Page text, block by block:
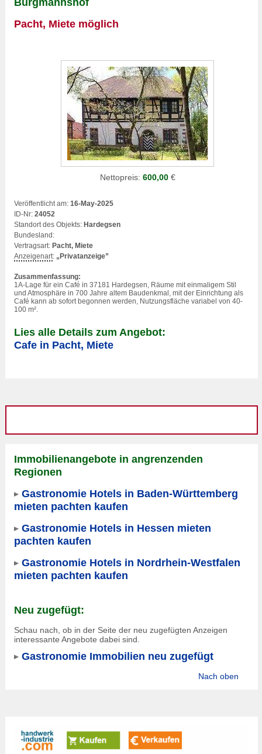
Pacht, Miete möglich
Nettopreis: 600,00€
Veröffentlicht am: 16-May-2025
ID-Nr: 24052
Standort des Objekts: Hardegsen
Bundesland:
Vertragsart: Pacht, Miete
Anzeigenart: „Privatanzeige”
Zusammenfassung:
1A-Lage für ein Café in 37181 Hardegsen, Räume mit einmaligem Stil
und Atmosphäre in 700 Jahre altem Baudenkmal, mit der Einrichtung als
Café kann ab sofort begonnen werden, Nutzungsfläche variabel von 40-
100 m².
Lies alle Details zum Angebot:
Cafe in Pacht, Miete
Immobilienangebote in angrenzenden
Regionen
Gastronomie Hotels in Baden-Württemberg
mieten pachten kaufen
Gastronomie Hotels in Hessen mieten
pachten kaufen
Gastronomie Hotels in Nordrhein-Westfalen
mieten pachten kaufen
Neu zugefügt:
Schau nach, ob in der Seite der neu zugefügten Anzeigen
interessante Angebote dabei sind.
Gastronomie Immobilien neu zugefügt
Nach oben